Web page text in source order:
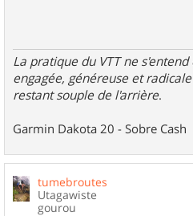
La pratique du VTT ne
engagée, généreuse et
restant souple de l'arrière.
Garmin Dakota 20 - Sobre Cash
tumebroutes
Utagawiste
gourou